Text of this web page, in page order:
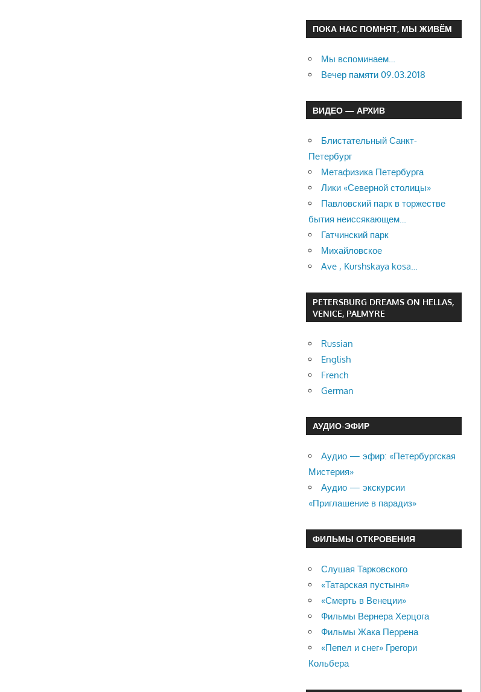
ПОКА НАС ПОМНЯТ, МЫ ЖИВЁМ
Мы вспоминаем…
Вечер памяти 09.03.2018
ВИДЕО — АРХИВ
Блистательный Санкт-
Петербург
Метафизика Петербурга
Лики «Северной столицы»
Павловский парк в торжестве
бытия неиссякающем…
Гатчинский парк
Михайловское
Ave , Kurshskaya kosa…
PETERSBURG DREAMS ON HELLAS,
VENICE, PALMYRE
Russian
English
French
German
АУДИО-ЭФИР
Аудио — эфир: «Петербургская
Мистерия»
Аудио — экскурсии
«Приглашение в парадиз»
ФИЛЬМЫ ОТКРОВЕНИЯ
Слушая Тарковского
«Татарская пустыня»
«Смерть в Венеции»
Фильмы Вернера Херцога
Фильмы Жака Перрена
«Пепел и снег» Грегори
Кольбера